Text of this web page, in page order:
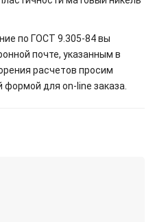
по ГОСТ 9.305-84 вы
почте, указанным в
расчетов просим
для on-line заказа.